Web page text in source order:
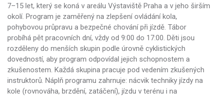
7–15 let, který se koná v areálu Výstaviště Praha a v jeho širším
okolí. Program je zaměřený na zlepšení ovládání kola,
pohybovou průpravu a bezpečné chování při jízdě. Tábor
probíhá pět pracovních dní, vždy od 9:00 do 17:00. Děti jsou
rozděleny do menších skupin podle úrovně cyklistických
dovedností, aby program odpovídal jejich schopnostem a
zkušenostem. Každá skupina pracuje pod vedením zkušených
instruktorů. Náplň programu zahrnuje: nácvik techniky jízdy na
kole (rovnováha, brzdění, zatáčení), jízdu v terénu i na